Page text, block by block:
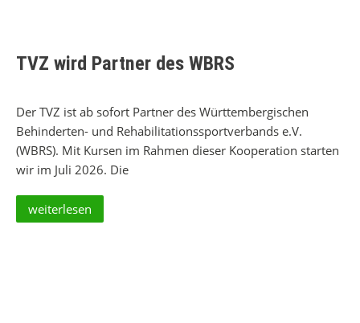
TVZ wird Partner des WBRS
Der TVZ ist ab sofort Partner des Württembergischen
Behinderten- und Rehabilitationssportverbands e.V.
(WBRS). Mit Kursen im Rahmen dieser Kooperation starten
wir im Juli 2026. Die
weiterlesen